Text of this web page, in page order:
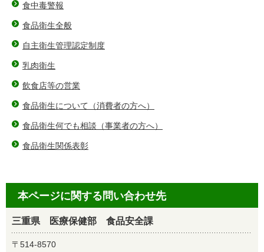
食中毒警報
食品衛生全般
自主衛生管理認定制度
乳肉衛生
飲食店等の営業
食品衛生について（消費者の方へ）
食品衛生何でも相談（事業者の方へ）
食品衛生関係表彰
本ページに関する問い合わせ先
三重県 医療保健部 食品安全課
〒514-8570